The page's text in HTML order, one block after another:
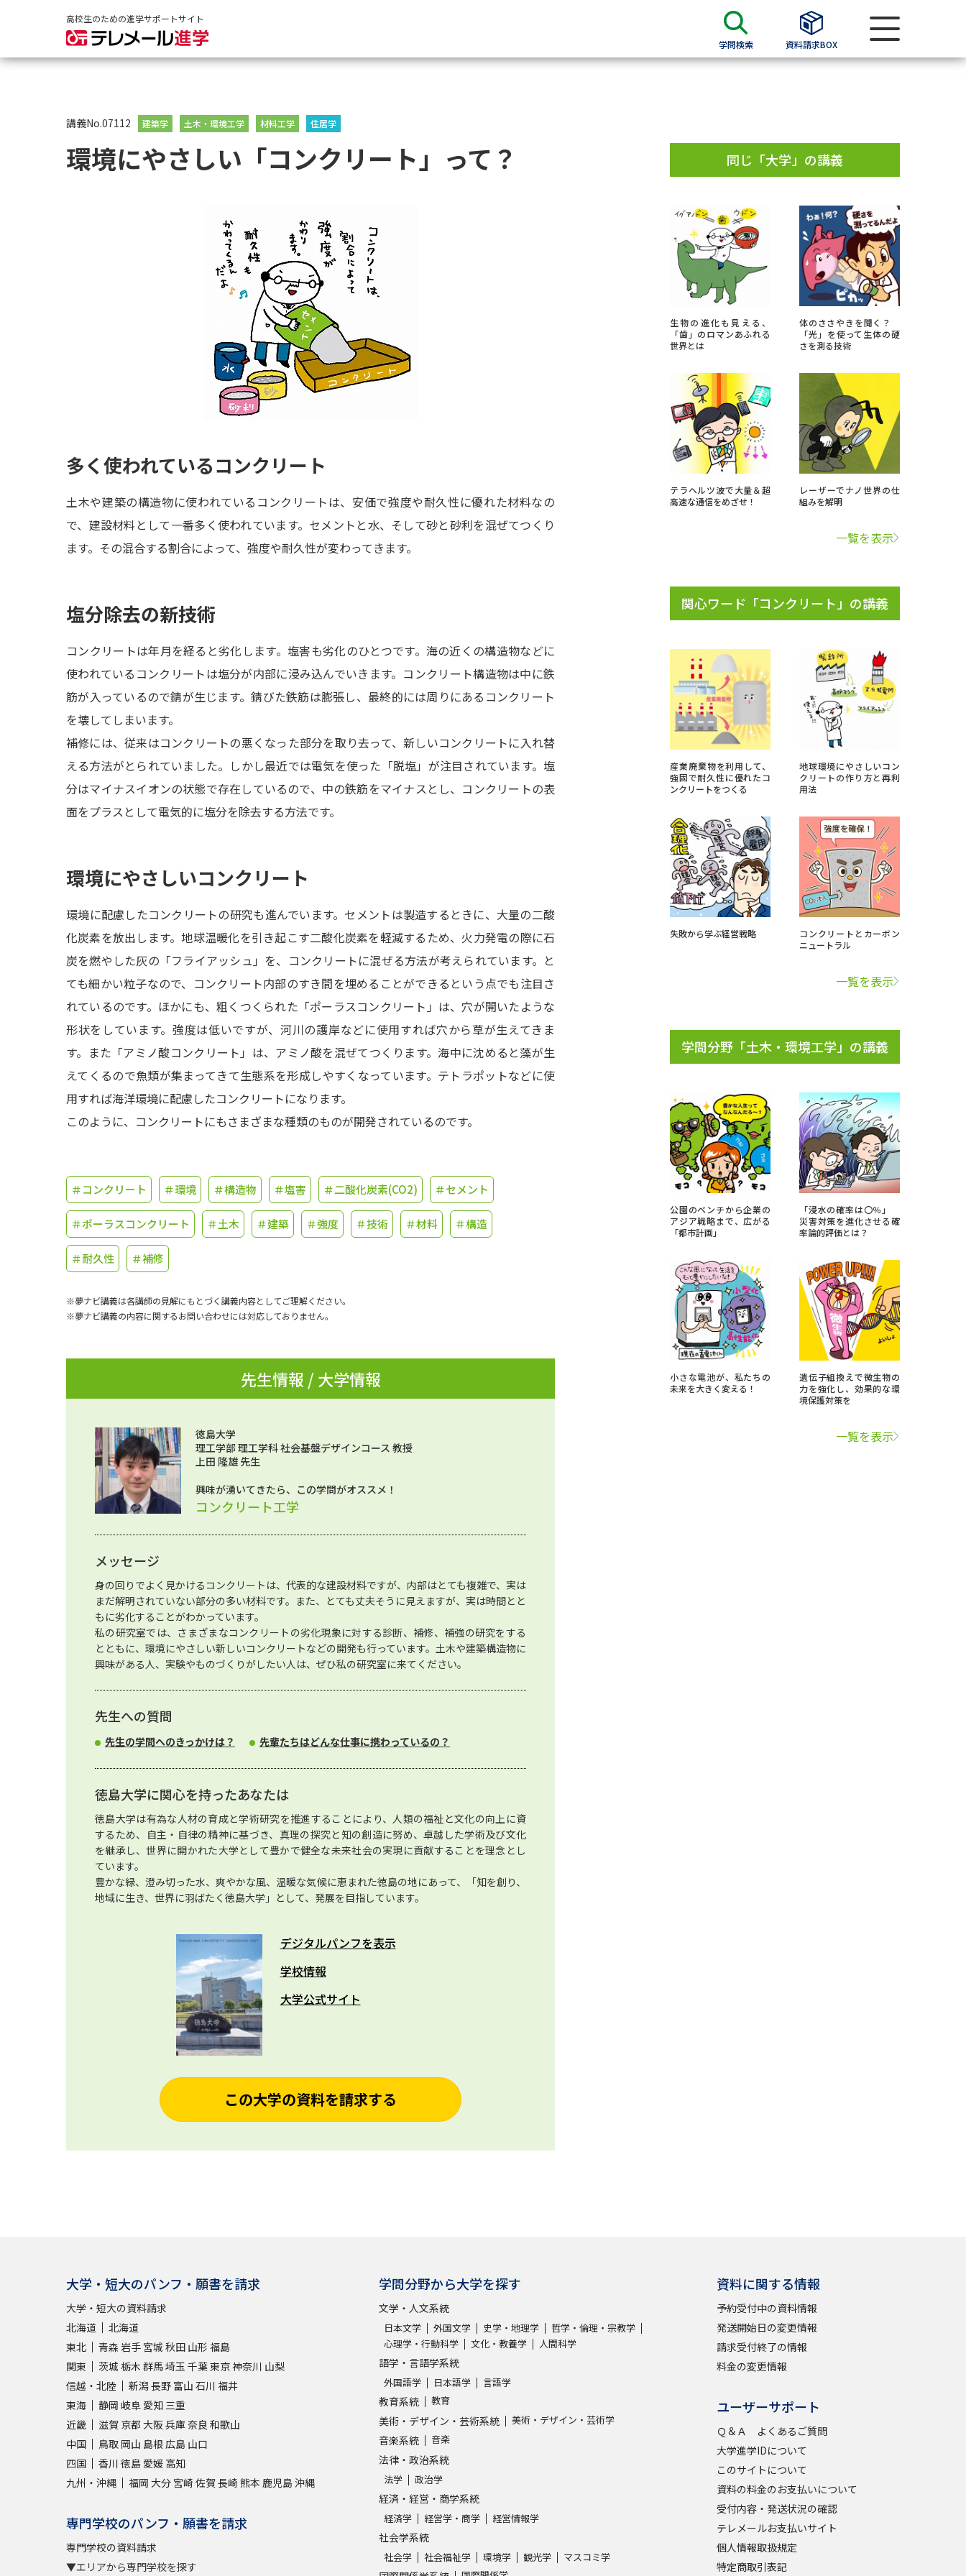
高校生のための進学サポートサイト
学問検索 資料請求BOX
大学・短大の資料種類から請求
過去問題集
留学・進学関連、塾・予備校
大学入学共通テスト「受験上の配慮案内」の請求
高等学校卒業程度認定試験
小学校教員資格認定試験
大学検索
大学で学べる内容や特徴を調べる
新学年スタート号特集ページ（高3生用）
SELFBRAND特集ページ
オープンキャンパスなどを調べる
オープンキャンパス検索
実施プログラムから探す
来場型・Web型イベント特集
資料検索
併願校選び 受験スケジュールを立てよう
先輩が入学を決めた理由
テレメール全国一斉進学調査
新生活お役立ちガイド
学問発見
大学で学びたい学問発見
学問の教科書 夢ナビライブ
Ｑ＆Ａ よくあるご質問
資料の料金の
受付内容・発送状況の確認 テレメール
お支払いサイト
講義No.07112 建築学 土木・環境工学 材料工学 住居学
環境にやさしい「コンクリート」って？
多く使われているコンクリート
土木や建築の構造物に使われているコンクリートは、安価で強度や耐久性に優れた材料なの
で、建設材料として一番多く使われています。セメントと水、そして砂と砂利を混ぜてつくり
ます。その混合する割合によって、強度や耐久性が変わってきます。
塩分除去の新技術
コンクリートは年月を経ると劣化します。塩害も劣化のひとつです。海の近くの構造物などに
使われているコンクリートは塩分が内部に浸み込んでいきます。コンクリート構造物は中に鉄
筋が入っているので錆が生じます。錆びた鉄筋は膨張し、最終的には周りにあるコンクリート
を壊してしまいます。
補修には、従来はコンクリートの悪くなった部分を取り去って、新しいコンクリートに入れ替
える方法がとられていました。しかし最近では電気を使った「脱塩」が注目されています。塩
分はマイナスイオンの状態で存在しているので、中の鉄筋をマイナスとし、コンクリートの表
面をプラスとして電気的に塩分を除去する方法です。
環境にやさしいコンクリート
環境に配慮したコンクリートの研究も進んでいます。セメントは製造するときに、大量の二酸
化炭素を放出します。地球温暖化を引き起こす二酸化炭素を軽減するため、火力発電の際に石
炭を燃やした灰の「フライアッシュ」を、コンクリートに混ぜる方法が考えられています。と
ても細かい粒子なので、コンクリート内部のすき間を埋めることができるという点でも注目さ
れているのです。ほかにも、粗くつくられた「ポーラスコンクリート」は、穴が開いたような
形状をしています。強度は低いですが、河川の護岸などに使用すれば穴から草が生えてきま
す。また「アミノ酸コンクリート」は、アミノ酸を混ぜてつくります。海中に沈めると藻が生
えてくるので魚類が集まってきて生態系を形成しやすくなっています。テトラポットなどに使
用すれば海洋環境に配慮したコンクリートになります。
このように、コンクリートにもさまざまな種類のものが開発されているのです。
＃コンクリート ＃環境 ＃構造物 ＃塩害 ＃二酸化炭素(CO2) ＃セメント
＃ポーラスコンクリート ＃土木 ＃建築 ＃強度 ＃技術 ＃材料 ＃構造
＃耐久性 ＃補修
※夢ナビ講義は各講師の見解にもとづく講義内容としてご理解ください。
※夢ナビ講義の内容に関するお問い合わせには対応しておりません。
先生情報 / 大学情報
徳島大学
理工学部 理工学科 社会基盤デザインコース 教授
上田 隆雄 先生
興味が湧いてきたら、この学問がオススメ！
コンクリート工学
メッセージ
身の回りでよく見かけるコンクリートは、代表的な建設材料ですが、内部はとても複雑で、実は
まだ解明されていない部分の多い材料です。また、とても丈夫そうに見えますが、実は時間とと
もに劣化することがわかっています。
私の研究室では、さまざまなコンクリートの劣化現象に対する診断、補修、補強の研究をする
とともに、環境にやさしい新しいコンクリートなどの開発も行っています。土木や建築構造物に
興味がある人、実験やものづくりがしたい人は、ぜひ私の研究室に来てください。
先生への質問
先生の学問へのきっかけは？ 先輩たちはどんな仕事に携わっているの？
徳島大学に関心を持ったあなたは
徳島大学は有為な人材の育成と学術研究を推進することにより、人類の福祉と文化の向上に資
するため、自主・自律の精神に基づき、真理の探究と知の創造に努め、卓越した学術及び文化
を継承し、世界に開かれた大学として豊かで健全な未来社会の実現に貢献することを理念とし
ています。
豊かな緑、澄み切った水、爽やかな風、温暖な気候に恵まれた徳島の地にあって、「知を創り、
地域に生き、世界に羽ばたく徳島大学」として、発展を目指しています。
デジタルパンフを表示
学校情報
大学公式サイト
この大学の資料を請求する
同じ「大学」の講義
生物の進化も見える、
「歯」のロマンあふれる
世界とは
体のささやきを聞く？
「光」を使って生体の硬
さを測る技術
テラヘルツ波で大量＆超
高速な通信をめざせ！
レーザーでナノ世界の仕
組みを解明
一覧を表示
関心ワード「コンクリート」の講義
産業廃棄物を利用して、
強固で耐久性に優れたコ
ンクリートをつくる
地球環境にやさしいコン
クリートの作り方と再利
用法
失敗から学ぶ経営戦略
コンクリートとカーボン
ニュートラル
一覧を表示
学問分野「土木・環境工学」の講義
公園のベンチから企業の
アジア戦略まで、広がる
「都市計画」
「浸水の確率は〇％」
災害対策を進化させる確
率論的評価とは？
小さな電池が、私たちの
未来を大きく変える！
遺伝子組換えで微生物の
力を強化し、効果的な環
境保護対策を
一覧を表示
大学・短大のパンフ・願書を請求
大学・短大の資料請求
北海道
北海道
東北
青森 岩手 宮城 秋田 山形 福島
関東
茨城 栃木 群馬埼玉 千葉東京神奈川 山梨
信越・北陸
新潟長野 富山 石川 福井
東海
静岡 岐阜 愛知 三重
近畿
滋賀 京都 大阪兵庫奈良 和歌山
中国
鳥取 岡山 島根 広島 山口
四国
香川 徳島 愛媛 高知
九州・沖縄
福岡 大分 宮崎 佐賀 長崎 熊本 鹿児島沖縄
専門学校のパンフ・願書を請求
専門学校の資料請求
▼エリアから専門学校を探す
学問分野から大学を探す
文学・人文系統
日本文学 外国文学 史学・地理学
哲学・倫理・宗教学
心理学・行動科学
文化・教養学 人間科学
語学・言語学系統
外国語学 日本語学 言語学
教育系統 教育
美術・デザイン・芸術系統 美術・デザイン・芸術学
音楽系統 音楽
法律・政治系統
法学 政治学
経済・経営・商学系統
経済学 経営学・商学 経営情報学
社会学系統
社会学 社会福祉学 環境学 観光学 マスコミ学
資料に関する情報
予約受付中の資料情報
発送開始日の変更情報
請求受付終了の情報
料金の変更情報
ユーザーサポート
Ｑ＆Ａ よくあるご質問
大学進学IDについて
このサイトについて
資料の料金のお支払いについて
受付内容・発送状況の確認
テレメールお支払いサイト
個人情報取扱規定
特定商取引表記